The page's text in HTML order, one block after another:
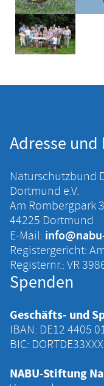
Show larger
Adresse und
Naturschutzbund
Dortmund e.V.
Am Rombergpark
44225 Dortmund
E-Mail:
Registergericht:
Registernr.: VR
Spenden
Geschäfts- und
IBAN: DE12 4405
BIC:
NABU-Stiftung